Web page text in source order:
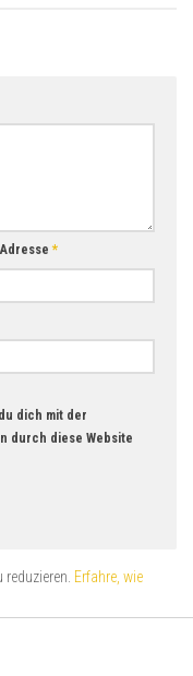
*
dich mit der
durch diese Website
Erfahre, wie